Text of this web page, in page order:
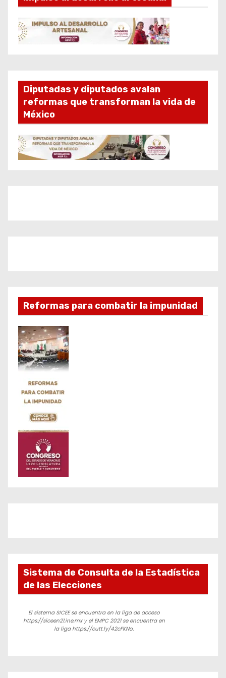
Diputadas y diputados avalan
reformas que transforman la vida de
México
Reformas para combatir la impunidad
Sistema de Consulta de la Estadística
de las Elecciones
El sistema SICEE se encuentra en la liga de acceso
https://siceen21.ine.mx y el EMPC 2021 se encuentra en
la liga https://cutt.ly/42cFKNo.